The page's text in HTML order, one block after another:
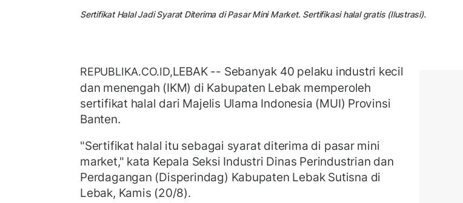
Sertifikat Halal Jadi Syarat Diterima di Pasar Mini Market. Sertifikasi halal gratis (Ilustrasi).
REPUBLIKA.CO.ID,LEBAK -- Sebanyak 40 pelaku industri kecil
dan menengah (IKM) di Kabupaten Lebak memperoleh
sertifikat halal dari Majelis Ulama Indonesia (MUI) Provinsi
Banten.
"Sertifikat halal itu sebagai syarat diterima di pasar mini
market," kata Kepala Seksi Industri Dinas Perindustrian dan
Perdagangan (Disperindag) Kabupaten Lebak Sutisna di
Lebak, Kamis (20/8).